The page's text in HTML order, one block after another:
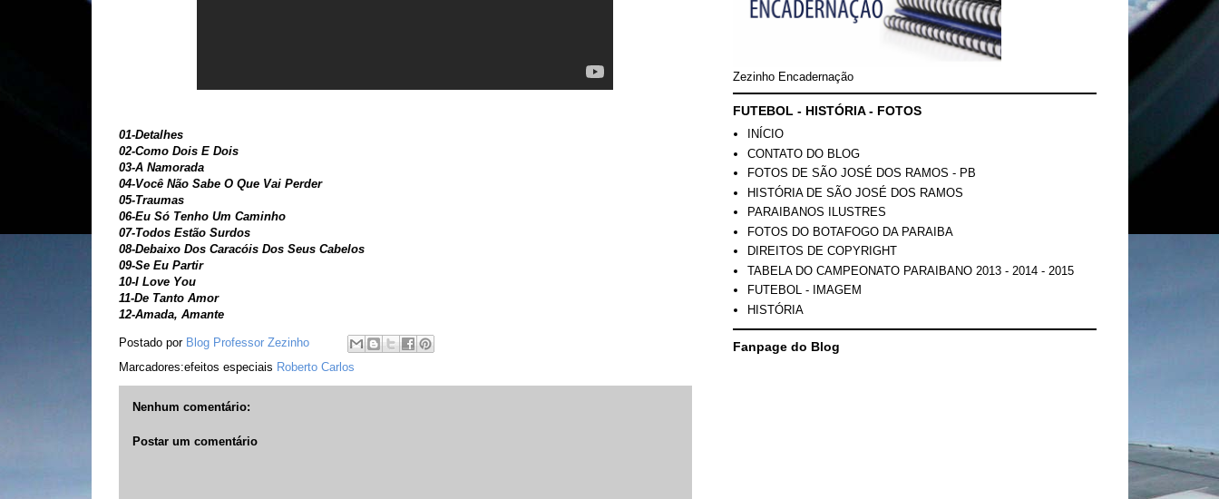
01-Detalhes
02-Como Dois E Dois
03-A Namorada
04-Você Não Sabe O Que Vai Perder
05-Traumas
06-Eu Só Tenho Um Caminho
07-Todos Estão Surdos
08-Debaixo Dos Caracóis Dos Seus Cabelos
09-Se Eu Partir
10-I Love You
11-De Tanto Amor
12-Amada, Amante
Postado por Blog Professor Zezinho
Marcadores:efeitos especiais Roberto Carlos
Nenhum comentário:
Postar um comentário
Zezinho Encadernação
FUTEBOL - HISTÓRIA - FOTOS
INÍCIO
CONTATO DO BLOG
FOTOS DE SÃO JOSÉ DOS RAMOS - PB
HISTÓRIA DE SÃO JOSÉ DOS RAMOS
PARAIBANOS ILUSTRES
FOTOS DO BOTAFOGO DA PARAIBA
DIREITOS DE COPYRIGHT
TABELA DO CAMPEONATO PARAIBANO 2013 - 2014 - 2015
FUTEBOL - IMAGEM
HISTÓRIA
Fanpage do Blog